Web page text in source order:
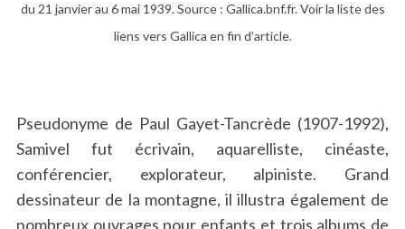
du 21 janvier au 6 mai 1939. Source : Gallica.bnf.fr. Voir la liste des
liens vers Gallica en fin d’article.
Pseudonyme de Paul Gayet-Tancrède (1907-1992),
Samivel fut écrivain, aquarelliste, cinéaste,
conférencier, explorateur, alpiniste. Grand
dessinateur de la montagne, il illustra également de
nombreux ouvrages pour enfants et trois albums de